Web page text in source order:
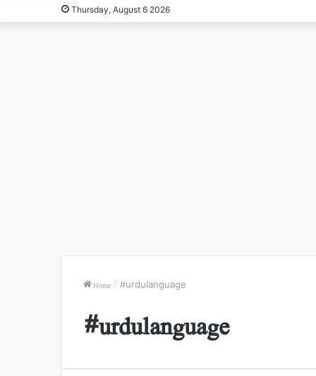
Thursday, August 6 2026
Home / #urdulanguage
#urdulanguage